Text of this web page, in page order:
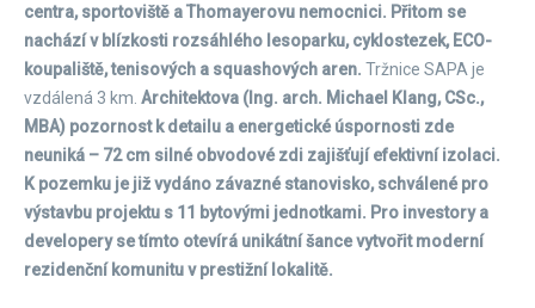
centra, sportoviště a Thomayerovu nemocnici. Přitom se
nachází v blízkosti rozsáhlého lesoparku, cyklostezek, ECO-
koupaliště, tenisových a squashových aren. Tržnice SAPA je
vzdálená 3 km. Architektova (Ing. arch. Michael Klang, CSc.,
MBA) pozornost k detailu a energetické úspornosti zde
neuniká – 72 cm silné obvodové zdi zajišťují efektivní izolaci.
K pozemku je již vydáno závazné stanovisko, schválené pro
výstavbu projektu s 11 bytovými jednotkami. Pro investory a
developery se tímto otevírá unikátní šance vytvořit moderní
rezidenční komunitu v prestižní lokalitě.